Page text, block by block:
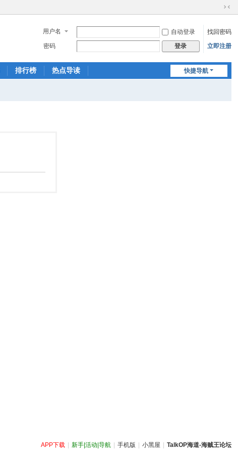
切
到
窄
用户名 自动登录
找回密码
密码
登录 立即注册
快捷导航
排行榜 热点导读
APP下载 新手|活动|导航 手机版 小黑屋 TalkOP海道-海贼王论坛